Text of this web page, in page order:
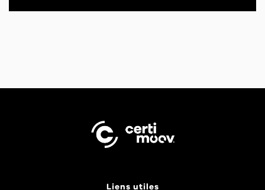
Liens utiles